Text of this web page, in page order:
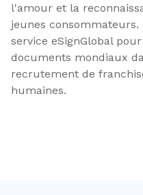
l'amour et la
jeunes
service eSignGlobal
documents mondiaux
recrutement de
humaines.